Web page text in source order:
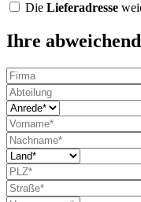
Die Lieferadresse
Ihre